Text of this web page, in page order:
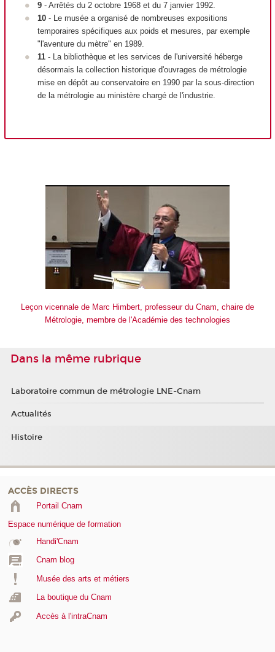
9- Arrêtés du 2 octobre 1968 et du 7 janvier 1992.
10- Le musée a organisé de nombreuses expositions
temporaires spécifiques aux poids et mesures, par exemple
"l'aventure du mètre" en 1989.
11- La bibliothèque et les services de l'université héberge
désormais la collection historique d'ouvrages de métrologie
mise en dépôt au conservatoire en 1990 par la sous-direction
de la métrologie au ministère chargé de l'industrie.
Leçon vicennale de Marc Himbert, professeur du Cnam, chaire de
Métrologie, membre de l'Académie des technologies
Dans la même rubrique
Laboratoire commun de métrologie LNE-Cnam
Actualités
Histoire
ACCÈS DIRECTS
Portail Cnam
Espace numérique de formation
Handi'Cnam
Cnam blog
Musée des arts et métiers
La boutique du Cnam
Accès à l'intraCnam